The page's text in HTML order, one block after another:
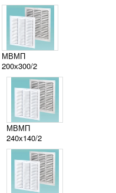
МВМП
200х300/2
МВМП
240х140/2